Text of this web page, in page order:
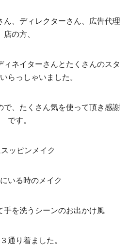
、ディレクターさん、広告代理
店の方、
ネイターさんとたくさんのスタ
らっしゃいました。
で、たくさん気を使って頂き感謝
です。
ッピンメイク
いる時のメイク
手を洗うシーンのお出かけ風
通り着ました。